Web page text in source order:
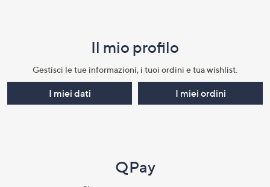
Il mio profilo​
Gestisci le tue informazioni, i tuoi ordini e tua wishlist.​
I miei dati I miei ordini
QPay